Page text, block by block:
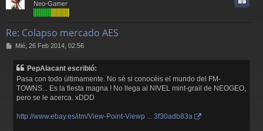
Neo-Gamer
Re: Colapso mercado AES
MMié, 26 Feb 2014, 02:56
PepAlacant escribió:
Pasa con todo últimamente. No sé si conocéis el mundo del FM-
TOWNS... Es la fiesta magna ! No llega al NIVEL mint-grail de NEOGEO,
pero se le acerca. xDDD
http://www.ebay.es/itm/View-Point-Viewp ... 3f30adb83a